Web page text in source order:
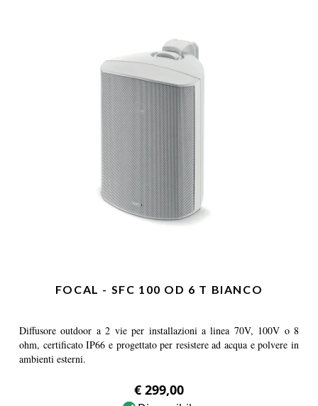
FOCAL - SFC 100 OD 6 T BIANCO
Diffusore outdoor a 2 vie per installazioni a linea 70V, 100V o 8
ohm, certificato IP66 e progettato per resistere ad acqua e polvere in
ambienti esterni.
€ 299,00